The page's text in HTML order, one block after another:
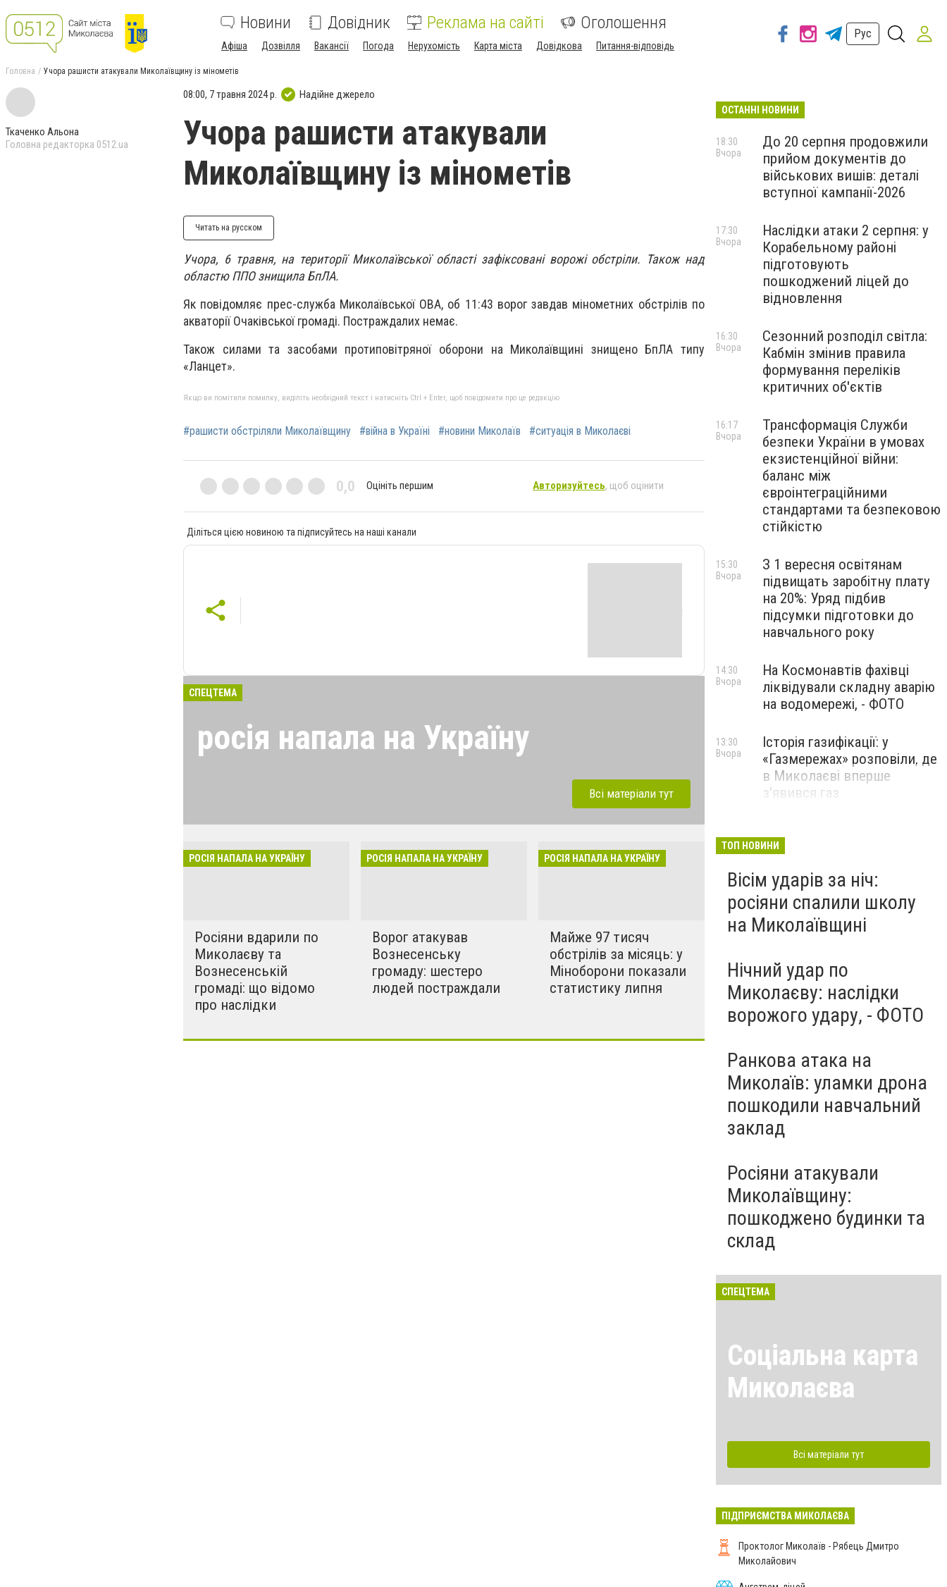
Новини Довідник Реклама на сайті Оголошення
Афіша Дозвілля Вакансії Погода Нерухомість Карта міста Довідкова Питання-відповідь
Рус
Головна Учора рашисти атакували Миколаївщину із мінометів
Ткаченко Альона
Головна редакторка 0512.ua
08:00, 7 травня 2024 р. Надійне джерело
Учора рашисти атакували
Миколаївщину із мінометів
Читать на русском
Учора, 6 травня, на території Миколаївської області зафіксовані ворожі обстріли. Також над
областю ППО знищила БпЛА.
Як повідомляє прес-служба Миколаївської ОВА, об 11:43 ворог завдав мінометних обстрілів по
акваторії Очаківської громаді. Постраждалих немає.
Також силами та засобами протиповітряної оборони на Миколаївщині знищено БпЛА типу
«Ланцет».
Якщо ви помітили помилку, виділіть необхідний текст і натисніть Ctrl + Enter, щоб повідомити про це редакцію
#рашисти обстріляли Миколаївщину #війна в Україні #новини Миколаїв #ситуація в Миколаєві
0,0 Оцініть першим Авторизуйтесь, щоб оцінити
Діліться цією новиною та підписуйтесь на наші канали
СПЕЦТЕМА
росія напала на Україну
розкрадати будинки в селах. Ми боремось
за нашу свободу!!
Всі матеріали тут
РОСІЯ НАПАЛА НА УКРАЇНУ
Росіяни вдарили по
Миколаєву та
Вознесенській
громаді: що відомо
про наслідки
РОСІЯ НАПАЛА НА УКРАЇНУ
Ворог атакував
Вознесенську
громаду: шестеро
людей постраждали
РОСІЯ НАПАЛА НА УКРАЇНУ
Майже 97 тисяч
обстрілів за місяць: у
Міноборони показали
статистику липня
ОСТАННІ НОВИНИ
До 20 серпня продовжили
прийом документів до
військових вишів: деталі
вступної кампанії-2026
18:30
Вчора
Наслідки атаки 2 серпня: у
Корабельному районі
підготовують
пошкоджений ліцей до
відновлення
17:30
Вчора
Сезонний розподіл світла:
Кабмін змінив правила
формування переліків
критичних об'єктів
16:30
Вчора
Трансформація Служби
безпеки України в умовах
екзистенційної війни:
баланс між
євроінтеграційними
стандартами та безпековою
стійкістю
16:17
Вчора
З 1 вересня освітянам
підвищать заробітну плату
на 20%: Уряд підбив
підсумки підготовки до
навчального року
15:30
Вчора
На Космонавтів фахівці
ліквідували складну аварію
на водомережі, - ФОТО
14:30
Вчора
Історія газифікації: у
«Газмережах» розповіли, де
в Миколаєві вперше
з'явився газ
13:30
Вчора
Миколаєві 2026: шукаємо
перезавантаження
ПАРТНЕРСЬКИЙ СПЕЦПРОЄКТ
Вчора
ТОП НОВИНИ
Вісім ударів за ніч:
росіяни спалили школу
на Миколаївщині
Нічний удар по
Миколаєву: наслідки
ворожого удару, - ФОТО
Ранкова атака на
Миколаїв: уламки дрона
пошкодили навчальний
заклад
Росіяни атакували
Миколаївщину:
пошкоджено будинки та
склад
СПЕЦТЕМА
Соціальна карта
Миколаєва
Всі матеріали тут
ПІДПРИЄМСТВА МИКОЛАЄВА
Проктолог Миколаїв - Рябець Дмитро
Миколайович